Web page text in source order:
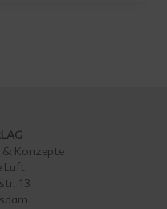
& Konzepte
Luft
13